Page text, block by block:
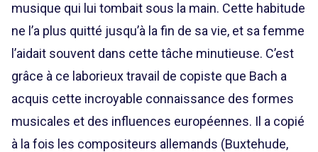
musique qui lui tombait sous la main. Cette habitude
ne l’a plus quitté jusqu’à la fin de sa vie, et sa femme
l’aidait souvent dans cette tâche minutieuse. C’est
grâce à ce laborieux travail de copiste que Bach a
acquis cette incroyable connaissance des formes
musicales et des influences européennes. Il a copié
à la fois les compositeurs allemands (Buxtehude,